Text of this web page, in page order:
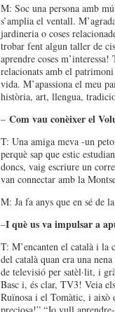
M: Soc una persona amb
s’amplia el ventall.
jardineria o coses
trobar fent algun taller de
aprendre coses
relacionats amb el
vida. M’apassiona el meu
història, art, llengua,
– Com vau conèixer el
T: Una amiga meva -un
perquè sap que estic
doncs, vaig escriure un
van connectar amb la
M: Ja fa anys que en sé de
–I què us va impulsar a
T: M’encanten el català i la
del català quan era una
de televisió per satèl·lit, i
Basc i, és clar, TV3! Veia
Ruïnosa i el Tomàtic, i això